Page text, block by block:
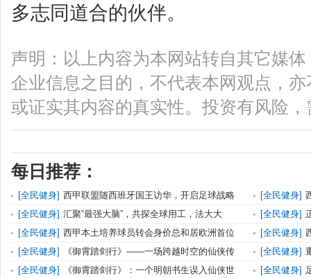
多志同道合的伙伴。
声明：以上内容为本网站转自其它媒
企业信息之目的，不代表本网观点，
或证实其内容的真实性。投资有风险，
每日推荐：
[全民健身] 西甲联盟随西班牙国王访华，开启足球战略 [全民健身]
[全民健身] 汇聚“最强大脑”，共探全球用工，法大大 [全民健身]
[全民健身] 西甲本土培养球员转会身价总和居欧洲首位 [全民健身]
[全民健身] 《御霄踏剑行》——一场跨越时空的仙侠传 [全民健身]
[全民健身] 《御霄踏剑行》：一个明朝书生误入仙侠世 [全民健身]